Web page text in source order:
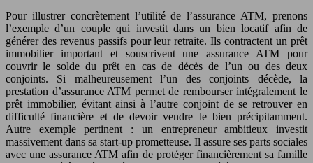
Pour illustrer concrètement l’utilité de l’assurance ATM, prenons
l’exemple d’un couple qui investit dans un bien locatif afin de
générer des revenus passifs pour leur retraite. Ils contractent un prêt
immobilier important et souscrivent une assurance ATM pour
couvrir le solde du prêt en cas de décès de l’un ou des deux
conjoints. Si malheureusement l’un des conjoints décède, la
prestation d’assurance ATM permet de rembourser intégralement le
prêt immobilier, évitant ainsi à l’autre conjoint de se retrouver en
difficulté financière et de devoir vendre le bien précipitamment.
Autre exemple pertinent : un entrepreneur ambitieux investit
massivement dans sa start-up prometteuse. Il assure ses parts sociales
avec une assurance ATM afin de protéger financièrement sa famille